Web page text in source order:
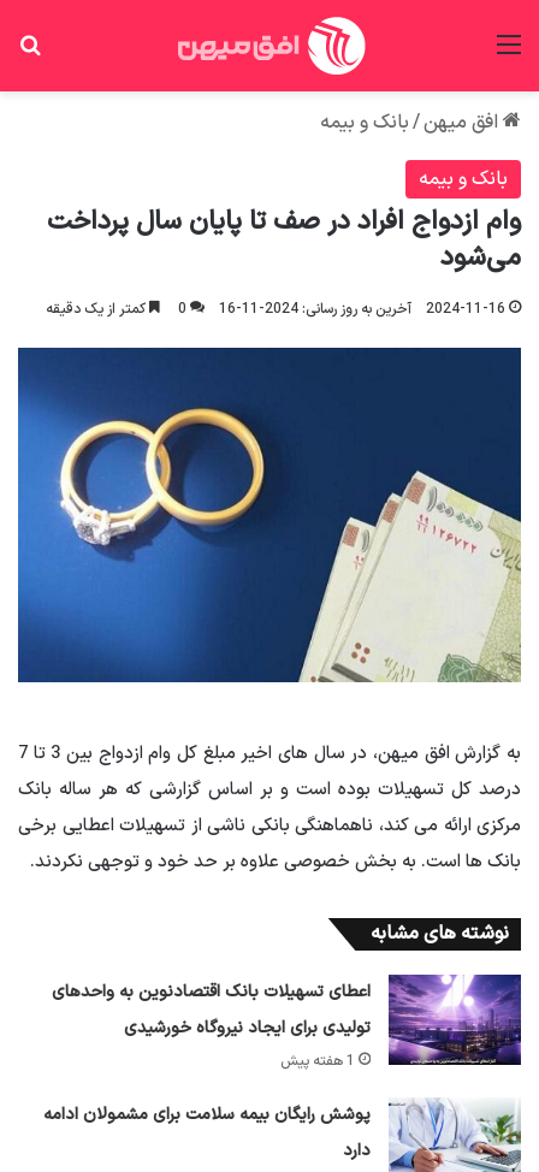
افق میهن/بانک و بیمه
بانک و بیمه
وام ازدواج افراد در صف تا پایان سال پرداخت
می‌شود
2024-11-16 آخرین به روز رسانی: 2024-11-16 0 کمتر از یک دقیقه
به گزارش افق میهن، در سال های اخیر مبلغ کل وام ازدواج بین 3 تا 7
درصد کل تسهیلات بوده است و بر اساس گزارشی که هر ساله بانک
مرکزی ارائه می کند، ناهماهنگی بانکی ناشی از تسهیلات اعطایی برخی
بانک ها است. به بخش خصوصی علاوه بر حد خود و توجهی نکردند.
نوشته های مشابه
اعطای تسهیلات بانک اقتصادنوین به واحدهای
تولیدی برای ایجاد نیروگاه خورشیدی
1 هفته پیش
پوشش رایگان بیمه سلامت برای مشمولان ادامه
دارد